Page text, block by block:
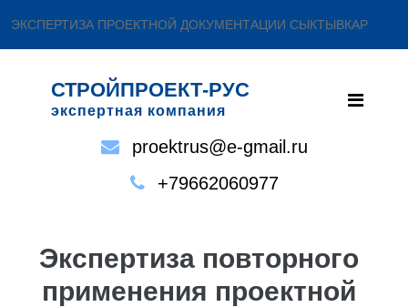
ЭКСПЕРТИЗА ПРОЕКТНОЙ ДОКУМЕНТАЦИИ СЫКТЫВКАР
СТРОЙПРОЕКТ-РУС
экспертная компания
proektrus@e-gmail.ru
+79662060977
Экспертиза повторного
применения проектной